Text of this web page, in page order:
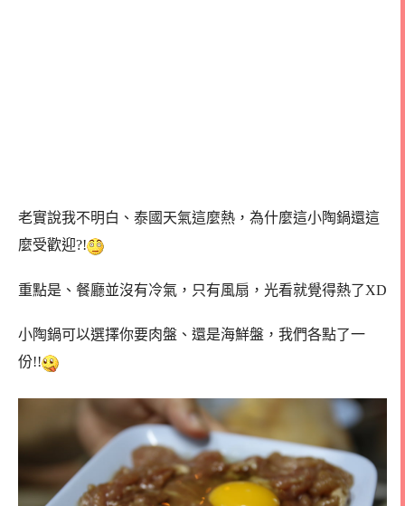
老實說我不明白、泰國天氣這麼熱，為什麼這小陶鍋還這
麼受歡迎?!
重點是、餐廳並沒有冷氣，只有風扇，光看就覺得熱了XD
小陶鍋可以選擇你要肉盤、還是海鮮盤，我們各點了一
份!!